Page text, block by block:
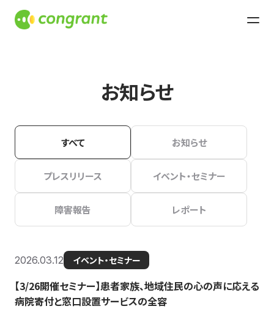
お知らせ
すべて お知らせ
プレスリリース イベント・セミナー
障害報告 レポート
2026.03.12 イベント・セミナー
【3/26開催セミナー】患者家族、地域住民の心の声に応える
病院寄付と窓口設置サービスの全容